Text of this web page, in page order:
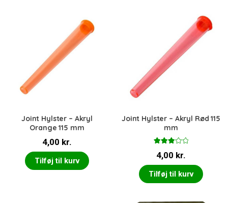
Joint Hylster – Akryl
Orange 115 mm
4,00 kr.
Tilføj til kurv
Joint Hylster – Akryl Rød 115
mm
et3.00
ud af 5
4,00 kr.
Tilføj til kurv